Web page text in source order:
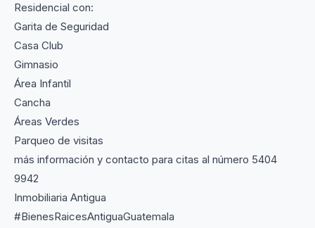
Residencial con:
Garita de Seguridad
Casa Club
Gimnasio
Área Infantil
Cancha
Áreas Verdes
Parqueo de visitas
más información y contacto para citas al número 5404
9942
Inmobiliaria Antigua
#BienesRaicesAntiguaGuatemala